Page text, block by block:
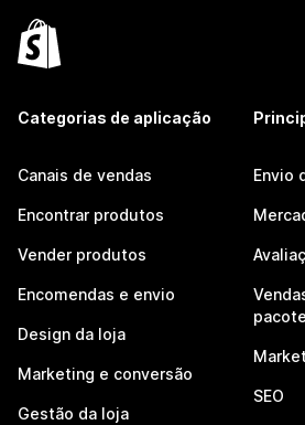
Categorias de aplicação
Canais de vendas
Encontrar produtos
Vender produtos
Encomendas e envio
Design da loja
Marketing e conversão
Gestão da loja
Envio
SEO